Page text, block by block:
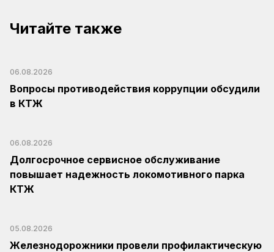
Читайте также
06.08.2026
Вопросы противодействия коррупции обсудили
в КТЖ
06.08.2026
Долгосрочное сервисное обслуживание
повышает надежность локомотивного парка
КТЖ
05.08.2026
Железнодорожники провели профилактическую